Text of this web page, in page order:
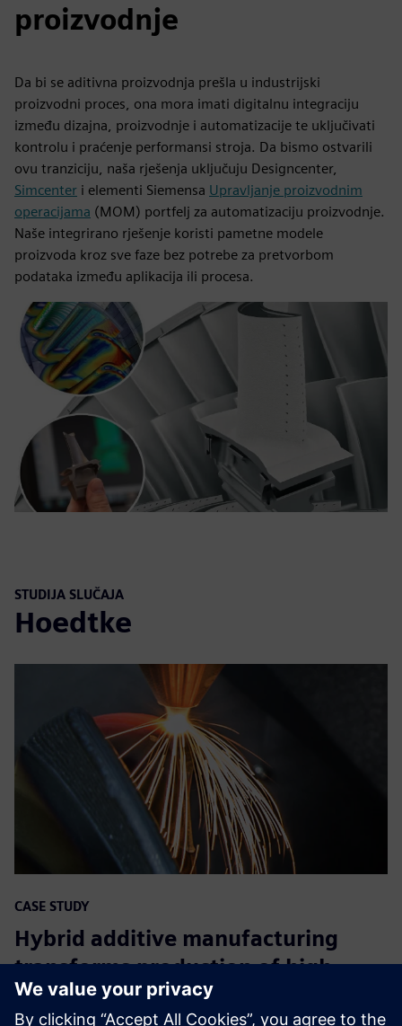
proizvodnje
Da bi se aditivna proizvodnja prešla u industrijski
proizvodni proces, ona mora imati digitalnu integraciju
između dizajna, proizvodnje i automatizacije te uključivati
kontrolu i praćenje performansi stroja. Da bismo ostvarili
ovu tranziciju, naša rješenja uključuju Designcenter,
Simcenter i elementi Siemensa Upravljanje proizvodnim
operacijama (MOM) portfelj za automatizaciju proizvodnje.
Naše integrirano rješenje koristi pametne modele
proizvoda kroz sve faze bez potrebe za pretvorbom
podataka između aplikacija ili procesa.
STUDIJA SLUČAJA
Hoedtke
CASE STUDY
Hybrid additive manufacturing
transforms production of high-
quality metal parts